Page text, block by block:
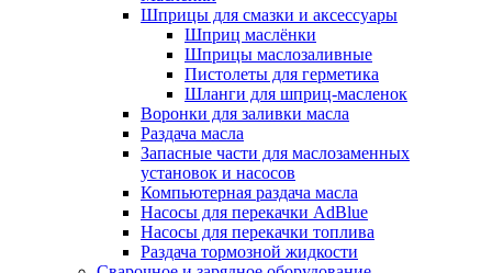
Шприцы для смазки и аксессуары
Шприц маслёнки
Шприцы маслозаливные
Пистолеты для герметика
Шланги для шприц-масленок
Воронки для заливки масла
Раздача масла
Запасные части для маслозаменных
установок и насосов
Компьютерная раздача масла
Насосы для перекачки AdBlue
Насосы для перекачки топлива
Раздача тормозной жидкости